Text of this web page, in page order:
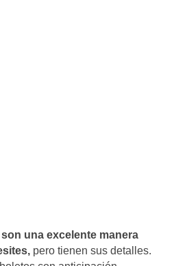
una excelente manera
pero tienen sus detalles.